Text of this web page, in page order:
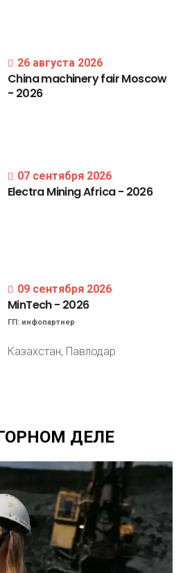
26 августа 2026
ChinamachineryfairMoscow
- 2026
07 сентября 2026
ElectraMiningAfrica- 2026
09 сентября 2026
MinTech- 2026
ГП: инфопартнер
Казахстан, Павлодар
ДЕЛЕ